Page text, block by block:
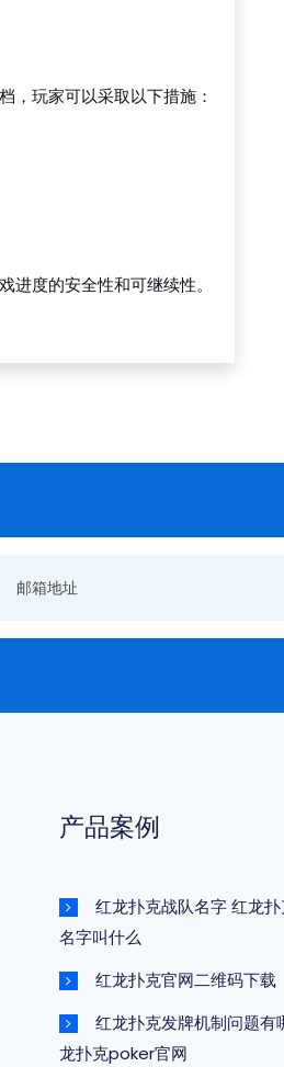
，玩家可以采取以下措施：
度的安全性和可继续性。
产品案例
红龙扑克战队名字 红龙
名字叫什么
红龙扑克官网二维码下载
红龙扑克发牌机制问题有
龙扑克poker官网